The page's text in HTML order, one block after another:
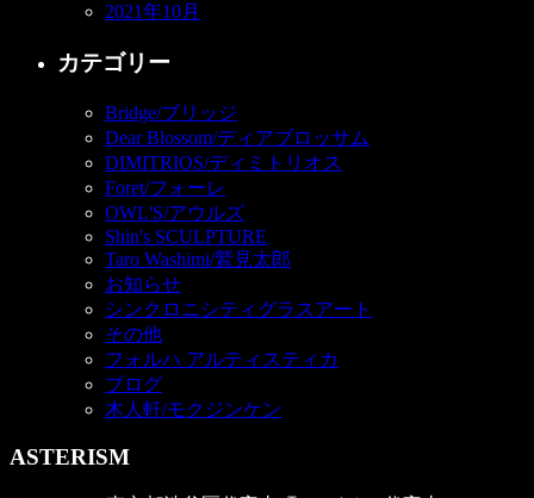
2021年10月
カテゴリー
Bridge/ブリッジ
Dear Blossom/ディアブロッサム
DIMITRIOS/ディミトリオス
Foret/フォーレ
OWL'S/アウルズ
Shin's SCULPTURE
Taro Washimi/鷲見太郎
お知らせ
シンクロニシティグラスアート
その他
フォルハ アルティスティカ
ブログ
木人軒/モクジンケン
ASTERISM